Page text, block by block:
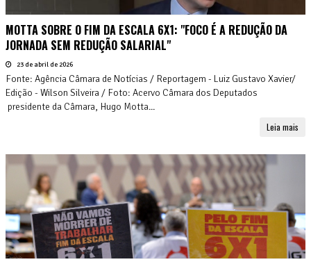
MOTTA SOBRE O FIM DA ESCALA 6X1: "FOCO É A REDUÇÃO DA
JORNADA SEM REDUÇÃO SALARIAL"
23 de abril de 2026
Fonte: Agência Câmara de Notícias / Reportagem - Luiz Gustavo Xavier/
Edição - Wilson Silveira / Foto: Acervo Câmara dos Deputados
presidente da Câmara, Hugo Motta...
Leia mais